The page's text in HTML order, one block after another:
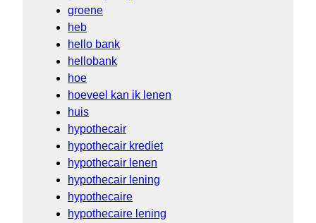
groene
heb
hello bank
hellobank
hoe
hoeveel kan ik lenen
huis
hypothecair
hypothecair krediet
hypothecair lenen
hypothecair lening
hypothecaire
hypothecaire lening